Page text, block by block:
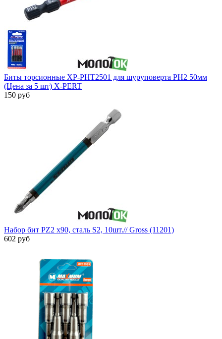
Биты торсионные XP-PHT2501 для шуруповерта PH2 50мм
(Цена за 5 шт) X-PERT
150 руб
Набор бит PZ2 х90, сталь S2, 10шт.// Gross (11201)
602 руб